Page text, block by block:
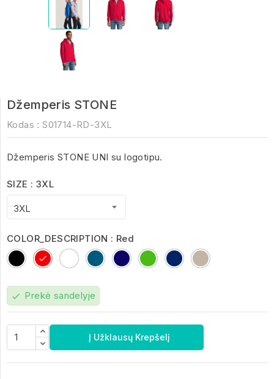
Džemperis STONE
Kodas : S01714-RD-3XL
Džemperis STONE UNI su logotipu.
SIZE : 3XL
COLOR_DESCRIPTION : Red
BlackRed WhiteCharcoal
Melange
French
Navy
kelly
green
royal
blue
Grey
Melange
2
check Prekė sandelyje
Į Užklausų Krepšelį